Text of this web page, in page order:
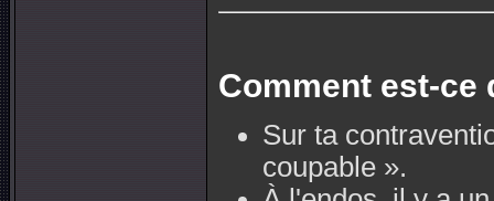
Comment est-ce
Sur ta
coupable ».